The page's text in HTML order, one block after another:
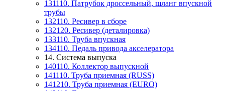
131110. Патрубок дроссельный, шланг впускной
трубы
132110. Ресивер в сборе
132120. Ресивер (деталировка)
133110. Труба впускная
134110. Педаль привода акселератора
14. Система выпуска
140110. Коллектор выпускной
141110. Труба приемная (RUSS)
141210. Труба приемная (EURO)